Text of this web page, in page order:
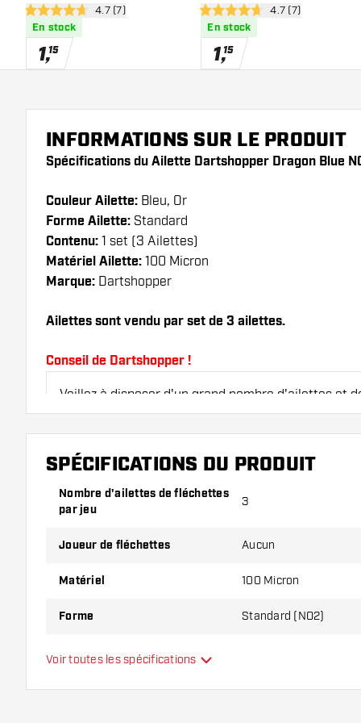
ouvrir le panneau des avis
4.7 étoiles de notation
4.7 (7)
En stock
1,15
ouvrir le panneau
4.7 étoiles de notation
4.7 (7)
En stock
1,15
INFORMATIONS SUR LE PRODUIT
Spécifications du Ailette Dartshopper Dragon Blue
Couleur Ailette: Bleu, Or
Forme Ailette: Standard
Contenu: 1 set (3 Ailettes)
Matériel Ailette: 100 Micron
Marque: Dartshopper
Ailettes sont vendu par set de 3 ailettes.
Conseil de Dartshopper !
Veillez à disposer d'un grand nombre d'ailettes et
endommagés ou cassés à l'usage.
Essayez une forme, un matériau ou une épaisseur
SPÉCIFICATIONS DU PRODUIT
Nombre d'ailettes de fléchettes
par jeu
3
Joueur de fléchettes Aucun
Matériel 100 Micron
Forme Standard (NO2)
Flexibilité
Voir toutes les spécifications